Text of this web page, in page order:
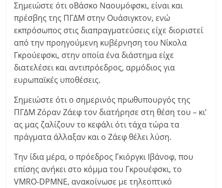
Σημειώστε ότι οΒάσκο Ναουμόφσκι, είναι και
πρέσβης της ΠΓΔΜ στην Ουάσιγκτον, ενώ
εκπρόσωπος στις διαπραγματεύσεις είχε διοριστεί
από την προηγούμενη κυβέρνηση του Νίκολα
Γκρούεφσκι, στην οποία ένα διάστημα είχε
διατελέσει και αντιπρόεδρος, αρμόδιος για
ευρωπαϊκές υποθέσεις.
Σημειώστε ότι ο σημερινός πρωθυπουργός της
ΠΓΔΜ Ζόραν Ζάεφ τον διατήρησε στη θέση του – κι’
ας μας ζαλίζουν το κεφάλι ότι τάχα τώρα τα
πράγματα άλλαξαν και ο Ζάεφ θέλει λύση.
Την ίδια μέρα, ο πρόεδρος Γκιόργκι Ιβάνοφ, που
επίσης ανήκει στο κόμμα του Γκρουέφσκι, το
VMRO-DPMNE, ανακοίνωσε με τηλεοπτικό